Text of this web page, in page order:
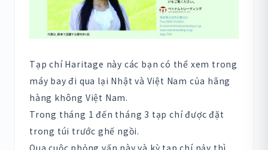
Tạp chí Haritage này các bạn có thể xem trong
máy bay đi qua lại Nhật và Việt Nam của hãng
hàng không Việt Nam.
Trong tháng 1 đến tháng 3 tạp chí được đặt
trong túi trước ghế ngồi.
Qua cuộc phỏng vấn này và kỳ tạp chí nảy thì